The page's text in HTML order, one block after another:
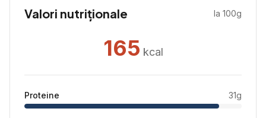
Valori nutriționale la 100g
165 kcal
Proteine 31g